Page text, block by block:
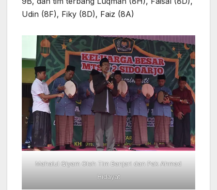
Udin (8F), Fiky (8D), Faiz (8A)
Mahalul Qiyam Oleh Tim Banjari dan Pak Ahmad
Hidayat